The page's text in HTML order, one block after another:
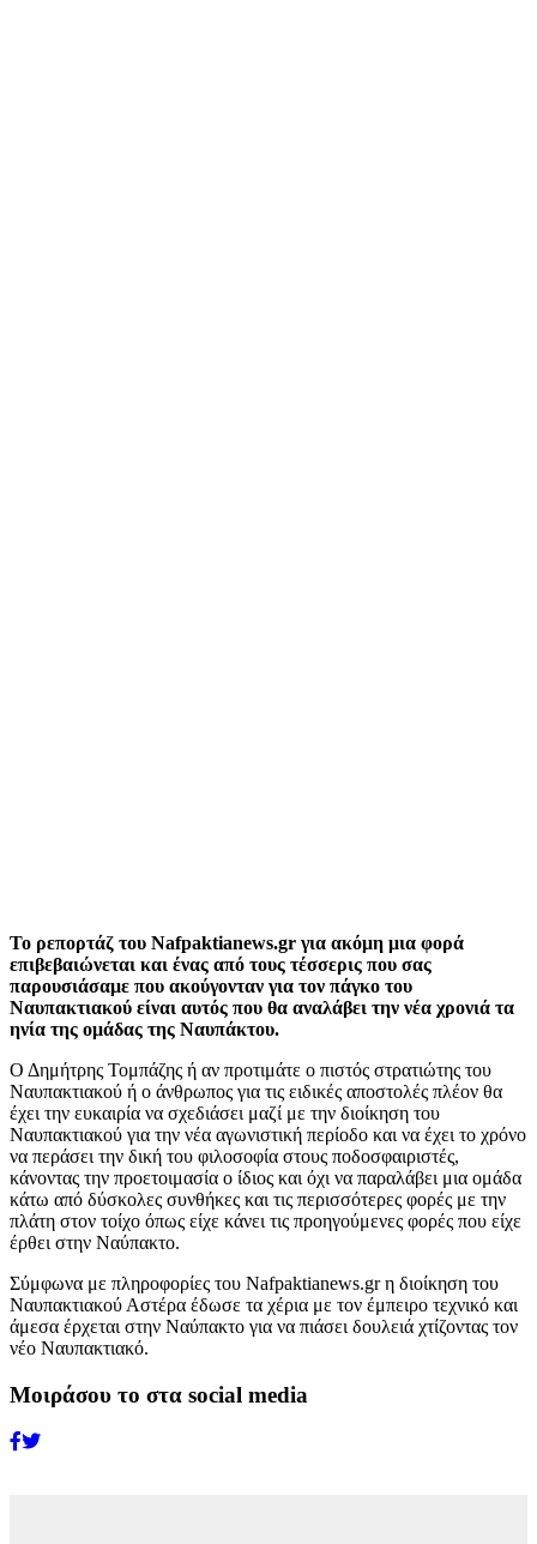
Το ρεπορτάζ του Nafpaktianews.gr για ακόμη μια φορά
επιβεβαιώνεται και ένας από τους τέσσερις που σας
παρουσιάσαμε που ακούγονταν για τον πάγκο του
Ναυπακτιακού είναι αυτός που θα αναλάβει την νέα χρονιά τα
ηνία της ομάδας της Ναυπάκτου.
Ο Δημήτρης Τομπάζης ή αν προτιμάτε ο πιστός στρατιώτης του
Ναυπακτιακού ή ο άνθρωπος για τις ειδικές αποστολές πλέον θα
έχει την ευκαιρία να σχεδιάσει μαζί με την διοίκηση του
Ναυπακτιακού για την νέα αγωνιστική περίοδο και να έχει το χρόνο
να περάσει την δική του φιλοσοφία στους ποδοσφαιριστές,
κάνοντας την προετοιμασία ο ίδιος και όχι να παραλάβει μια ομάδα
κάτω από δύσκολες συνθήκες και τις περισσότερες φορές με την
πλάτη στον τοίχο όπως είχε κάνει τις προηγούμενες φορές που είχε
έρθει στην Ναύπακτο.
Σύμφωνα με πληροφορίες του Nafpaktianews.gr η διοίκηση του
Ναυπακτιακού Αστέρα έδωσε τα χέρια με τον έμπειρο τεχνικό και
άμεσα έρχεται στην Ναύπακτο για να πιάσει δουλειά χτίζοντας τον
νέο Ναυπακτιακό.
Μοιράσου το στα social media